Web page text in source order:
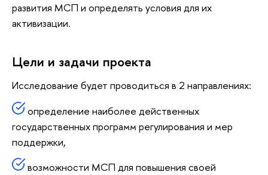
развития МСП и определять условия для их
активизации.
Цели и задачи проекта
Исследование будет проводиться в 2 направлениях:
определение наиболее действенных
государственных программ регулирования и мер
поддержки,
возможности МСП для повышения своей